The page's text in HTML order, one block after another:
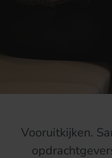
Vooruitkijken.